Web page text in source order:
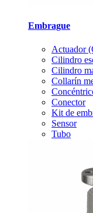
Embrague
Actuador
Cilindro
Cilindro
Collarín
Conector
Kit de
Sensor
Tubo